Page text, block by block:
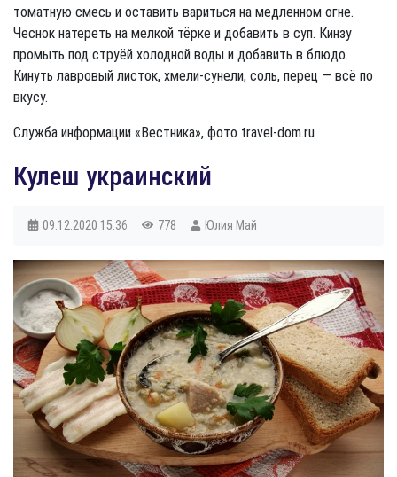
томатную смесь и оставить вариться на медленном огне.
Чеснок натереть на мелкой тёрке и добавить в суп. Кинзу
промыть под струёй холодной воды и добавить в блюдо.
Кинуть лавровый листок, хмели-сунели, соль, перец — всё по
вкусу.
Служба информации «Вестника», фото travel-dom.ru
Кулеш украинский
09.12.2020 15:36 778 Юлия Май